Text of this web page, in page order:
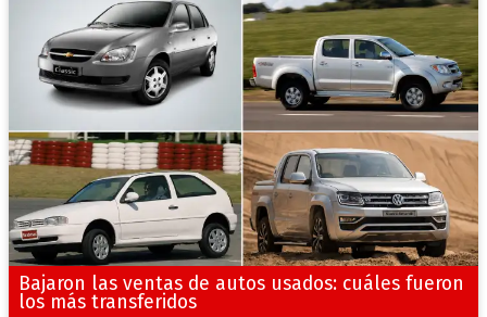
Bajaron las ventas de autos usados: cuáles fueron
los más transferidos